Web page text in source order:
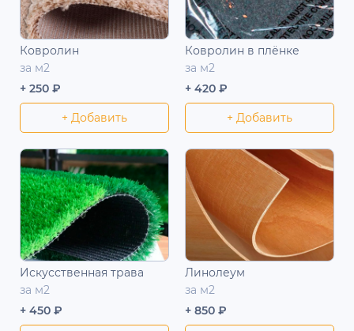
Ковролин
за м2
+ 250 ₽
+ Добавить
Ковролин в плёнке
за м2
+ 420 ₽
+ Добавить
Искусственная трава
за м2
+ 450 ₽
Линолеум
за м2
+ 850 ₽